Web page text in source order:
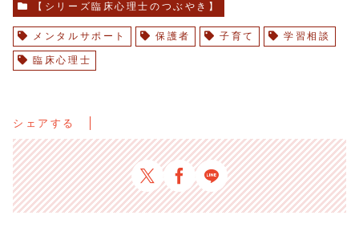
【シリーズ臨床心理士のつぶやき】
メンタルサポート 保護者 子育て 学習相談
臨床心理士
シェアする